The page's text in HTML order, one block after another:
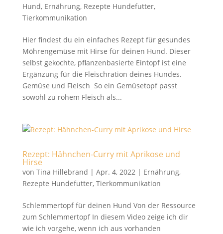
Hund, Ernährung, Rezepte Hundefutter,
Tierkommunikation
Hier findest du ein einfaches Rezept für gesundes
Möhrengemüse mit Hirse für deinen Hund. Dieser
selbst gekochte, pflanzenbasierte Eintopf ist eine
Ergänzung für die Fleischration deines Hundes.
Gemüse und Fleisch So ein Gemüsetopf passt
sowohl zu rohem Fleisch als...
Rezept: Hähnchen-Curry mit Aprikose und
Hirse
von Tina Hillebrand | Apr. 4, 2022| Ernährung,
Rezepte Hundefutter, Tierkommunikation
Schlemmertopf für deinen Hund Von der Ressource
zum Schlemmertopf In diesem Video zeige ich dir
wie ich vorgehe, wenn ich aus vorhanden